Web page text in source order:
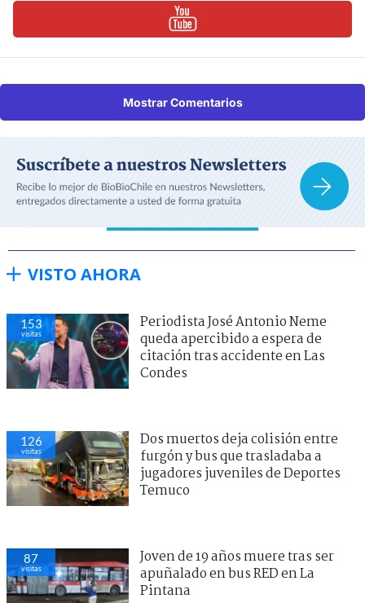
Mostrar Comentarios
VISTO AHORA
153
visitas
Periodista José Antonio Neme
queda apercibido a espera de
citación tras accidente en Las
Condes
126
visitas
Dos muertos deja colisión entre
furgón y bus que trasladaba a
jugadores juveniles de Deportes
Temuco
87
visitas
Joven de 19 años muere tras ser
apuñalado en bus RED en La
Pintana